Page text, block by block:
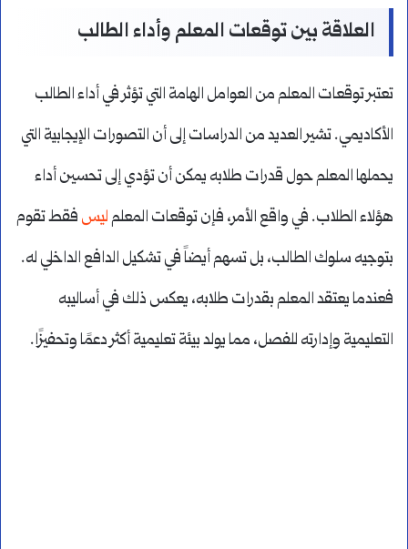
العلاقة بين توقعات المعلم وأداء الطالب
تعتبر توقعات المعلم من العوامل الهامة التي تؤثر في أداء الطالب
الأكاديمي. تشير العديد من الدراسات إلى أن التصورات الإيجابية التي
يحملها المعلم حول قدرات طلابه يمكن أن تؤدي إلى تحسين أداء
هؤلاء الطلاب. في واقع الأمر، فإن توقعات المعلمليس فقط تقوم
بتوجيه سلوك الطالب، بل تسهم أيضاً في تشكيل الدافع الداخلي له.
فعندما يعتقد المعلم بقدرات طلابه، يعكس ذلك في أساليبه
التعليمية وإدارته للفصل، مما يولد بيئة تعليمية أكثر دعمًا وتحفيزًا.